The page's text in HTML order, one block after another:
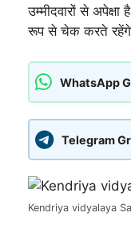
उम्मीदवारों से
रूप से चेक करते
WhatsApp
Telegram
Kendriya vidyalaya